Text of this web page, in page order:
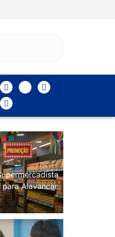
Alavancar